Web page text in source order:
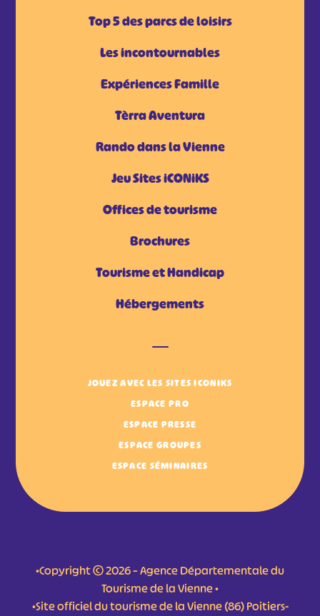
Top 5 des parcs de loisirs
Les incontournables
Expériences Famille
Tèrra Aventura
Rando dans la Vienne
Jeu Sites iCONiKS
Offices de tourisme
Brochures
Tourisme et Handicap
Hébergements
JOUEZ AVEC LES SITES ICONIKS
ESPACE PRO
ESPACE PRESSE
ESPACE GROUPES
ESPACE SÉMINAIRES
•Copyright © 2026 – Agence Départementale du
Tourisme de la Vienne •
•Site officiel du tourisme de la Vienne (86) Poitiers-